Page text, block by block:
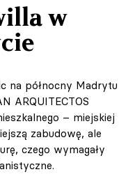
w
na północny Madrytu
ARQUITECTOS
– miejskiej
zabudowę, ale
czego wymagały